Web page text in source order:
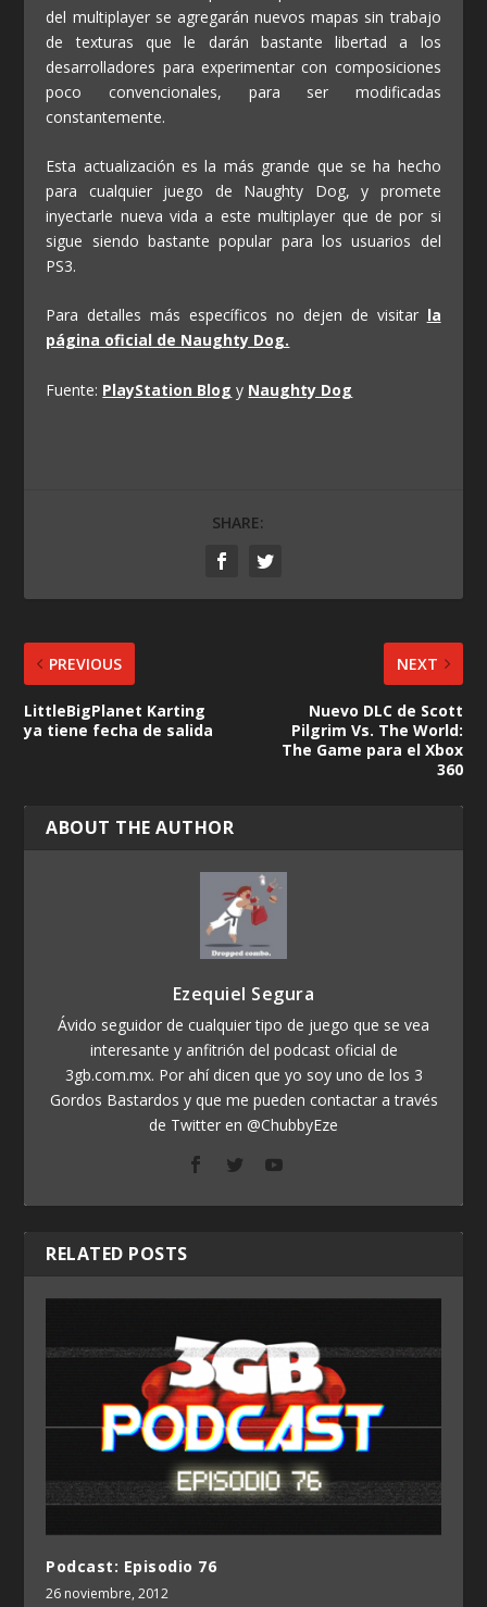
del multiplayer se agregarán nuevos mapas sin trabajo
de texturas que le darán bastante libertad a los
desarrolladores para experimentar con composiciones
poco convencionales, para ser modificadas
constantemente.
Esta actualización es la más grande que se ha hecho
para cualquier juego de Naughty Dog, y promete
inyectarle nueva vida a este multiplayer que de por si
sigue siendo bastante popular para los usuarios del
PS3.
Para detalles más específicos no dejen de visitar la
página oficial de Naughty Dog.
Fuente: PlayStation Blog y Naughty Dog
SHARE:
PREVIOUS
LittleBigPlanet Karting
ya tiene fecha de salida
NEXT
Nuevo DLC de Scott
Pilgrim Vs. The World:
The Game para el Xbox
360
ABOUT THE AUTHOR
Ezequiel Segura
Ávido seguidor de cualquier tipo de juego que se vea
interesante y anfitrión del podcast oficial de
3gb.com.mx. Por ahí dicen que yo soy uno de los 3
Gordos Bastardos y que me pueden contactar a través
de Twitter en @ChubbyEze
RELATED POSTS
Podcast: Episodio 76
26 noviembre, 2012